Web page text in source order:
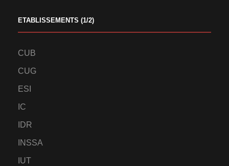
ETABLISSEMENTS (1/2)
CUB
CUG
ESI
IC
IDR
INSSA
IUT